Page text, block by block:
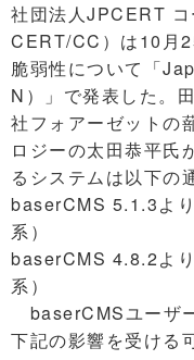
社団法人JPCERT
CERT/CC）は10月
脆弱性について「
N）」で発表した。
社フォアーゼットの
ロジーの太田恭平氏
るシステムは以下の
baserCMS 5.1.3よ
系）
baserCMS 4.8.2よ
系）
baserCMSユーザ
下記の影響を受ける